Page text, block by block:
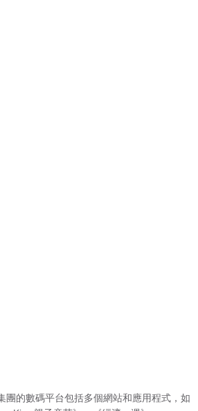
團的數碼平台包括多個網站和應用程式，如